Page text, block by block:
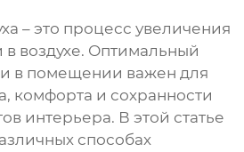
– это процесс увеличения
воздухе. Оптимальный
в помещении важен для
комфорта и сохранности
интерьера. В этой статье
способах